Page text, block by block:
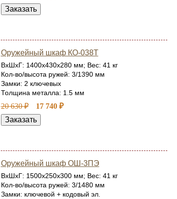
Оружейный шкаф КО-038Т
ВхШхГ: 1400x430x280 мм; Вес: 41 кг
Кол-во/высота ружей: 3/1390 мм
Замки: 2 ключевых
Толщина металла: 1.5 мм
20 630 ₽ 17 740 ₽
Оружейный шкаф ОШ-3ПЭ
ВхШхГ: 1500x250x300 мм; Вес: 41 кг
Кол-во/высота ружей: 3/1480 мм
Замки: ключевой + кодовый эл.